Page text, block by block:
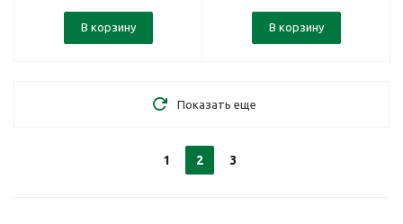
В корзину В корзину
Показать еще
1 2 3